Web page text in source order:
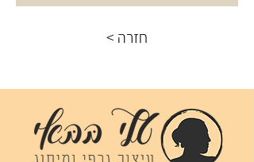
< חזרה